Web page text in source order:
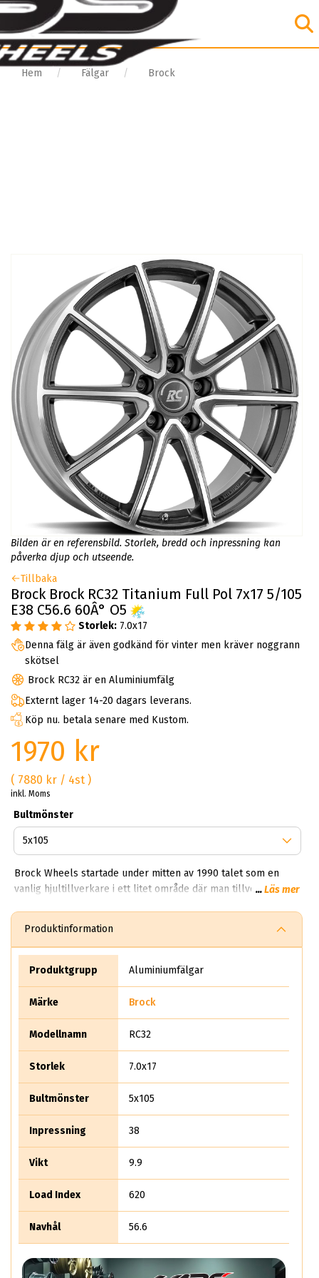
Hem Fälgar Brock
Bilden är en referensbild. Storlek, bredd och inpressning kan
påverka djup och utseende.
Tillbaka
Brock Brock RC32 Titanium Full Pol 7x17 5/105
E38 C56.6 60Â° O5
Storlek: 7.0x17
Denna fälg är även godkänd för vinter men kräver noggrann
skötsel
Brock RC32 är en Aluminiumfälg
Externt lager 14-20 dagars leverans.
Köp nu. betala senare med Kustom.
1970 kr
( 7880 kr / 4st )
inkl. Moms
Bultmönster
Brock Wheels startade under mitten av 1990 talet som en
vanlig hjultillverkare i ett litet område där man tillverkade
850,000 brock fälgar per dag? Helt sjukt!? Första gången vi
fick veta det här vart experterna på ABS Wheels chockade.
Det säljer rent teoretiskt mer än 10 miljoner aluminiumhjul
...Läs mer
Produktinformation
Produktgrupp Aluminiumfälgar
Märke Brock
Modellnamn RC32
Storlek 7.0x17
Bultmönster 5x105
Inpressning 38
Vikt 9.9
Load Index 620
Navhål 56.6